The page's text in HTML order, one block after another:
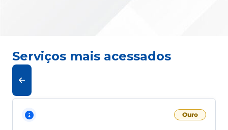
Serviços mais acessados
Ouro